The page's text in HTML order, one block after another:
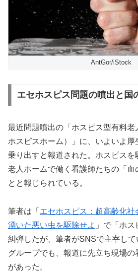
AntGor/iStock
エセホスピス問題の噴出と国
最近問題噴出の「ホスピス型有料老
ホスピスホーム）」に、いよいよ厚
乗り出すと報道された。ホスピス
老人ホームで働く看護師たちの「血
とと報じられている。
筆者は「 エセホスピス：超高齢化社
湧いた悪い虫を駆除せよ 」で「ホ
糾弾したが、筆者がSNSで主宰し
グループでも、報道に先立ち現場
があった。